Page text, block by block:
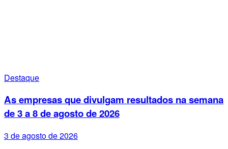
Destaque
As empresas que divulgam resultados na semana
de 3 a 8 de agosto de 2026
3 de agosto de 2026